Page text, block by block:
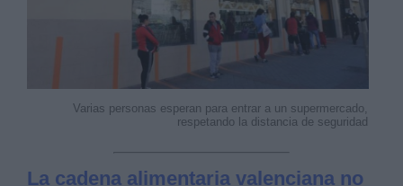
Varias personas esperan para entrar a un supermercado,
respetando la distancia de seguridad
La cadena alimentaria valenciana no